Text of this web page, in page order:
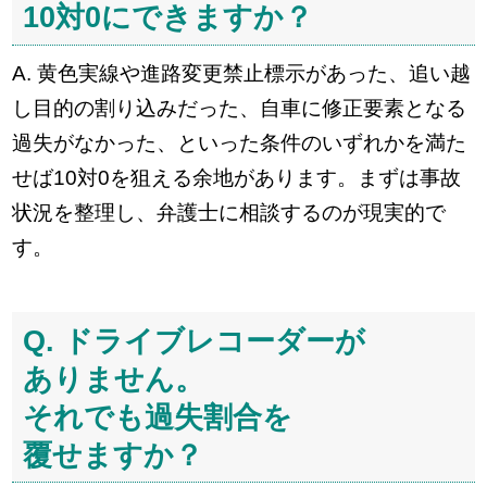
10対0にできますか？
A. 黄色実線や進路変更禁止標示があった、追い越
し目的の割り込みだった、自車に修正要素となる
過失がなかった、といった条件のいずれかを満た
せば10対0を狙える余地があります。まずは事故
状況を整理し、弁護士に相談するのが現実的で
す。
Q. ドライブレコーダーが
ありません。
それでも過失割合を
覆せますか？